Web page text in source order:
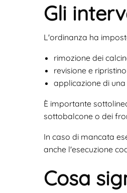
Gli
L'ordinanza ha
rimozione dei
revisione e
applicazione di
È importante
sottobalcone o dei
In caso di mancata
anche l'esecuzione
Cosa